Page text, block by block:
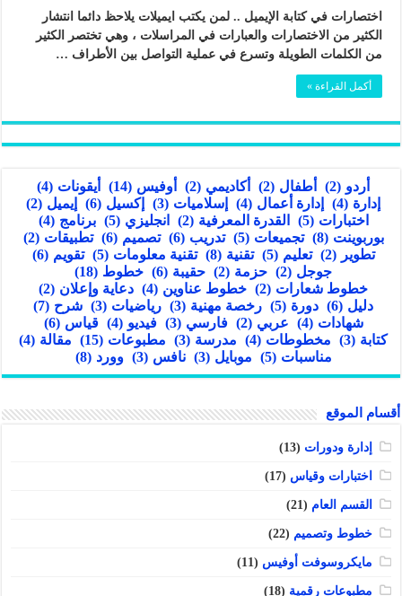
اختصارات في كتابة الإيميل .. لمن يكتب ايميلات يلاحظ دائما انتشار
الكثير من الاختصارات والعبارات في المراسلات ، وهي تختصر الكثير
من الكلمات الطويلة وتسرع في عملية التواصل بين الأطراف …
أكمل القراءة »
أردو (2) أطفال (2) أكاديمي (2) أوفيس (14) أيقونات (4)
إدارة (4) إدارة أعمال (4) إسلاميات (3) إكسيل (6) إيميل (2)
اختبارات (5) القدرة المعرفية (2) انجليزي (5) برنامج (4)
بوربوينت (8) تجميعات (5) تدريب (6) تصميم (6) تطبيقات (2)
تطوير
(2) تعليم (5) تقنية (8) تقنية معلومات (5) تقويم (6)
جوجل (2) حزمة (2) حقيبة (6) خطوط (18)
خطوط شعارات (2) خطوط عناوين (4) دعاية وإعلان (2)
دليل (6) دورة (5) رخصة مهنية (3) رياضيات (3) شرح (7)
شهادات (4) عربي (2) فارسي (3) فيديو (4) قياس (6)
كتابة (3) مخطوطات (4) مدرسة (3) مطبوعات (15) مقالة (4)
مناسبات (5) موبايل (3) نافس (3) وورد (8)
أقسام الموقع
إدارة ودورات (13)
اختبارات وقياس (17)
القسم العام (21)
خطوط وتصميم (22)
مايكروسوفت أوفيس (11)
مطبوعات رقمية (18)